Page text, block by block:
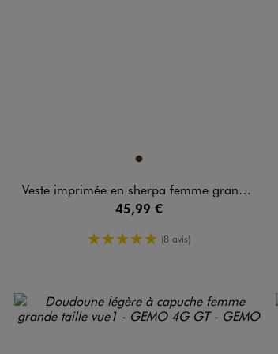
Disponible en 1 colorisMARRON
Veste imprimée en sherpa femme grande taille
45,99 €
5/5 de moyenne
(8 avis)